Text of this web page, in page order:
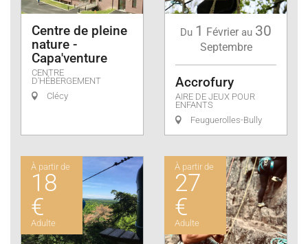
Centre de pleine
nature -
Capa'venture
CENTRE
D'HÉBERGEMENT
Clécy
Du 1 Février au 30
Septembre
Accrofury
AIRE DE JEUX POUR
ENFANTS
Feuguerolles-Bully
À partir de
18
€
Adulte
À partir de
27
€
Adulte